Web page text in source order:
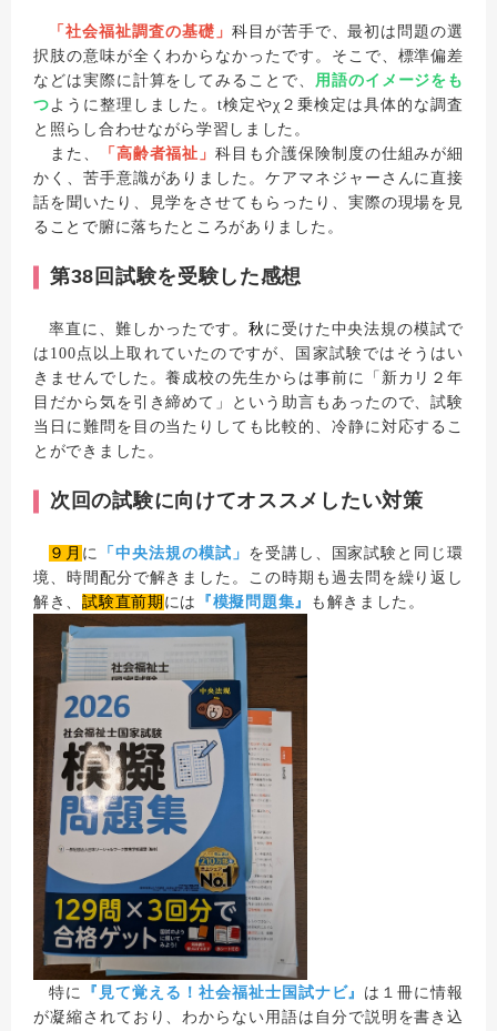
「社会福祉調査の基礎」 科目が苦手で、最初は問題の選
択肢の意味が全くわからなかったです。そこで、標準偏差
などは実際に計算をしてみることで、 用語のイメージをも
つように整理しました。t検定やχ２乗検定は具体的な調査
と照らし合わせながら学習しました。
また、
「高齢者福祉」科目も介護保険制度の仕組みが細
かく、苦手意識がありました。ケアマネジャーさんに直接
話を聞いたり、見学をさせてもらったり、実際の現場を見
ることで腑に落ちたところがありました。
第38回試験を受験した感想
率直に、難しかったです。 秋 に受けた中央法規の模試で
は100点以上取れていたのですが、国家試験ではそうはい
きませんでした。養成校の先生からは事前に「新カリ２年
目だから気を引き締めて」という助言もあったので、試験
当日に難問を目の当たりしても比較的、冷静に対応するこ
とができました。
次回の試験に向けてオススメしたい対策
９月 に 「中央法規の模試」 を受講し、国家試験と同じ環
境、時間配分で解きました。この時期も過去問を繰り返し
解き、試験直前期 には 『模擬問題集』 も解きました。
特に 『見て覚える！社会福祉士国試ナビ』 は１冊に情報
が凝縮されており、わからない用語は自分で説明を書き込